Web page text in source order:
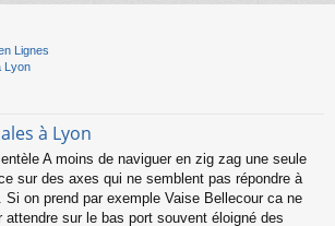
Lignes
Lyon
à Lyon
A moins de naviguer en zig zag une seule
sur des axes qui ne semblent pas répondre à
Si on prend par exemple Vaise Bellecour ca ne
attendre sur le bas port souvent éloigné des